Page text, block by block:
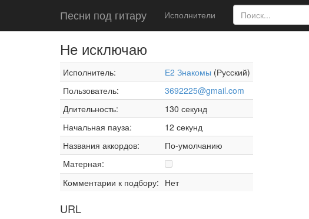
Песни под гитару Исполнители
Не исключаю
Исполнитель: Е2 Знакомы (Русский)
Пользователь:
3692225@gmail.com
Длительность:
130 секунд
Начальная пауза:
12 секунд
Названия аккордов:
По-умолчанию
Матерная:
Комментарии к подбору: Нет
URL